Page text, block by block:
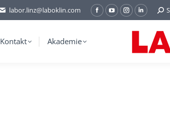
labor.linz@laboklin.com
Facebook
YouTubeInstagram
page
in
Linkedin
page
opens
in
Kontakt Akademie